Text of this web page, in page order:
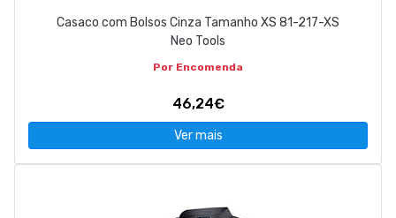
Casaco com Bolsos Cinza Tamanho XS 81-217-XS
Neo Tools
Por Encomenda
46,24€
Ver mais